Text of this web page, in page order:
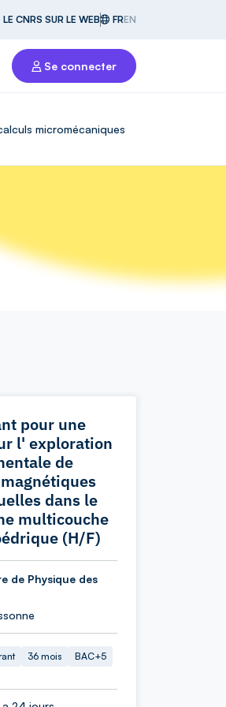
LE CNRS SUR LE WEB FREN
Se connecter
micromécaniques
pour une
l' exploration
de
dans le
multicouche
(H/F)
de Physique des
36 mois BAC+5